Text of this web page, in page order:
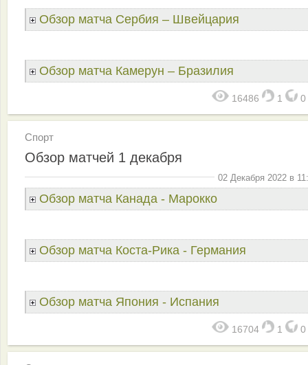
Обзор матча Сербия – Швейцария
Обзор матча Камерун – Бразилия
16486 1 0
Спорт
Обзор матчей 1 декабря
02 Декабря 2022 в
Обзор матча Канада - Марокко
Обзор матча Коста-Рика - Германия
Обзор матча Япония - Испания
16704 1 0